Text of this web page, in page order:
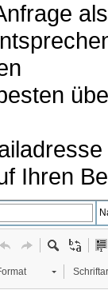
Ihren